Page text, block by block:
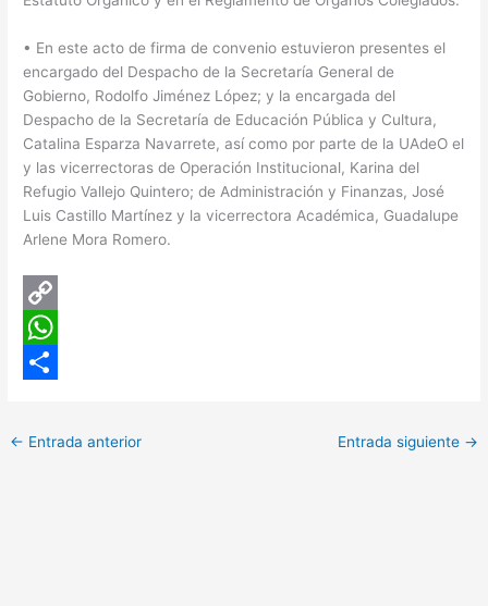
• En este acto de firma de convenio estuvieron presentes el
encargado del Despacho de la Secretaría General de
Gobierno, Rodolfo Jiménez López; y la encargada del
Despacho de la Secretaría de Educación Pública y Cultura,
Catalina Esparza Navarrete, así como por parte de la UAdeO el
y las vicerrectoras de Operación Institucional, Karina del
Refugio Vallejo Quintero; de Administración y Finanzas, José
Luis Castillo Martínez y la vicerrectora Académica, Guadalupe
Arlene Mora Romero.
C
oW
← Entrada anterior Entrada siguiente →